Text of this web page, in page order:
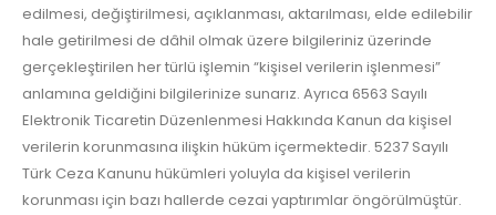
edilmesi, değiştirilmesi, açıklanması, aktarılması, elde edilebilir
hale getirilmesi de dâhil olmak üzere bilgileriniz üzerinde
gerçekleştirilen her türlü işlemin “kişisel verilerin işlenmesi”
anlamına geldiğini bilgilerinize sunarız. Ayrıca 6563 Sayılı
Elektronik Ticaretin Düzenlenmesi Hakkında Kanun da kişisel
verilerin korunmasına ilişkin hüküm içermektedir. 5237 Sayılı
Türk Ceza Kanunu hükümleri yoluyla da kişisel verilerin
korunması için bazı hallerde cezai yaptırımlar öngörülmüştür.